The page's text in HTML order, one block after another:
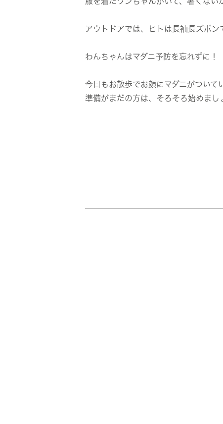
アウトドアでは、ヒトは長袖長ズボン
わんちゃんはマダニ予防を忘れずに！
今日もお散歩でお顔にマダニがついて
準備がまだの方は、そろそろ始めまし